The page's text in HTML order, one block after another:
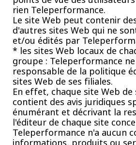
rien Teleperformance.
Le site Web peut contenir
d'autres sites Web qui ne
et/ou édités par
* les sites Web locaux de
groupe : Teleperformance
responsable de la politique
sites Web de ses filiales.
En effet, chaque site Web de
contient des avis juridiques
énumérant et décrivant la
l'éditeur de chaque site
Teleperformance n'a aucun